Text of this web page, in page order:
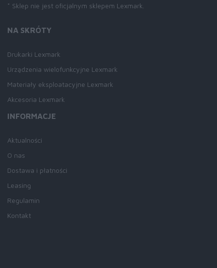
* Sklep nie jest oficjalnym sklepem Lexmark.
NA SKRÓTY
Drukarki Lexmark
Urządzenia wielofunkcyjne Lexmark
Materiały eksploatacyjne Lexmark
Akcesoria Lexmark
INFORMACJE
Aktualności
O nas
Dostawa i płatności
Leasing
Regulamin
Kontakt